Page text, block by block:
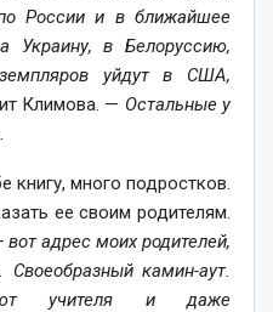
России и в ближайшее
Украину, в Белоруссию,
уйдут в США,
Климова. — Остальные у
книгу, много подростков.
ее своим родителям.
адрес моих родителей,
камин-аут.
учителя и даже